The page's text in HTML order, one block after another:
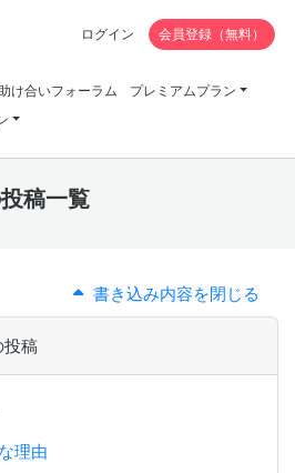
け合いフォーラム
プレミアムプラン
ログイン 会員登録（無料）
稿一覧
書き込み内容を閉じる
投稿
理由